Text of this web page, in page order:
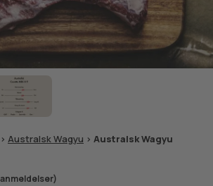
> Australsk Wagyu > Australsk Wagyu